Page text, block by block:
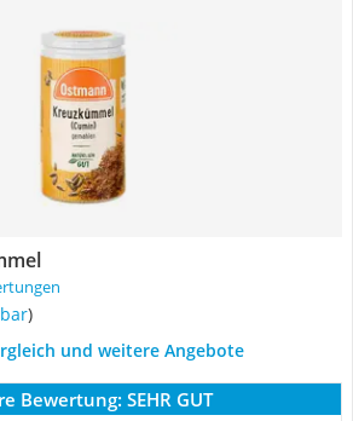
)
und weitere Angebote
Bewertung: SEHR GUT